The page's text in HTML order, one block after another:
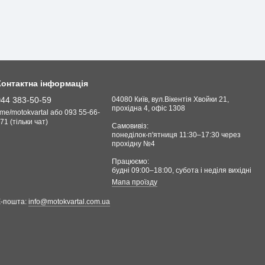
інформація
383-50-59
motokvartal або 093 55-66-
(тільки чат)
04080 Київ, вул.Вікентія Хвойки 21,
прохідна 4, офіс 1308
Самовивіз:
понеділок-п'ятниця 11:30–17:30 через
прохідну №4
Працюємо:
будні 09:00–18:00, cубота і неділя вихідні
Мапа проїзду
пошта:info@motokvartal.com.ua